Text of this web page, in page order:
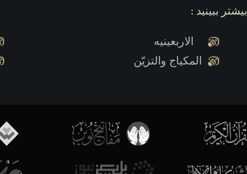
بیشتر ببینید :
الاربعینیه
المكياج والتزيّن